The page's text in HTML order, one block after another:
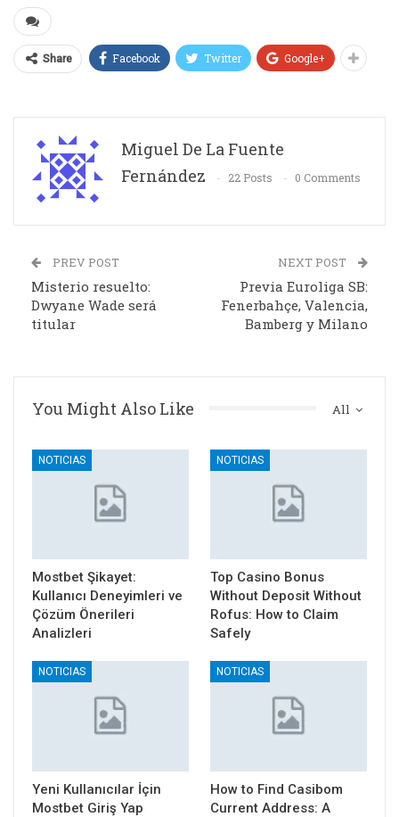
Share Facebook Twitter Google+
Miguel De La Fuente
Fernández
22 Posts 0 Comments
PREV POST
Misterio resuelto:
Dwyane Wade será
titular
NEXT POST
Previa Euroliga SB:
Fenerbahçe, Valencia,
Bamberg y Milano
All
You Might Also Like
NOTICIAS
Mostbet Şikayet:
Kullanıcı Deneyimleri ve
Çözüm Önerileri
Analizleri
NOTICIAS
Top Casino Bonus
Without Deposit Without
Rofus: How to Claim
Safely
NOTICIAS
Yeni Kullanıcılar İçin
Mostbet Giriş Yap
NOTICIAS
How to Find Casibom
Current Address: A